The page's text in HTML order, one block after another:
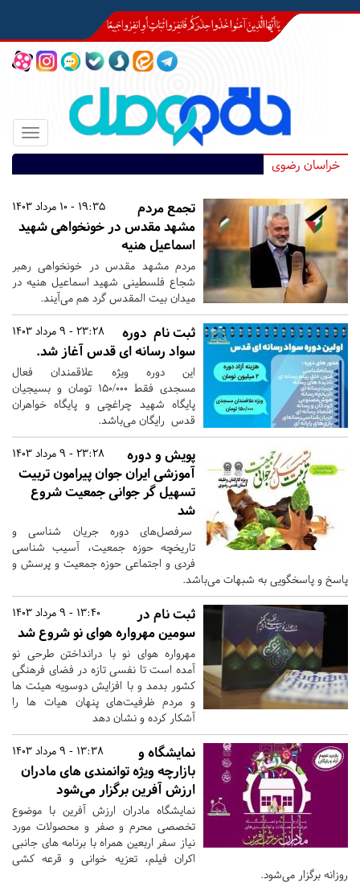
Toggle
خراسان رضوی
19:35 - 10 مرداد 1403
تجمع مردم
مشهد مقدس در خونخواهی شهید
اسماعیل هنیه
مردم مشهد مقدس در خونخواهی رهبر
شجاع فلسطینی شهید اسماعیل هنیه در
میدان بیت المقدس گرد هم می‌آیند.
23:28 - 9 مرداد 1403
ثبت نام دوره
سواد رسانه ای قدس آغاز شد.
این دوره ویژه علاقمندان فعال
مسجدی فقط ۱۵۰/۰۰۰ تومان و بسیجیان
پایگاه شهید چراغچی و پایگاه خواهران
قدس رایگان می‌باشد.
23:28 - 9 مرداد 1403
پویش و دوره
آموزشی ایران جوان پیرامون تربیت
تسهیل گر جوانی جمعیت شروع
شد
سرفصل‌های دوره جریان شناسی و
تاریخچه حوزه جمعیت، آسیب شناسی
فردی و اجتماعی حوزه جمعیت و پرسش و
پاسخ و پاسخگویی به شبهات می‌باشد.
13:40 - 9 مرداد 1403
ثبت نام در
سومین مهرواره هوای نو شروع شد
مهرواره هوای نو با درانداختن طرحی نو
آمده است تا نفسی تازه در فضای فرهنگی
کشور بدمد و با افزایش دوسویه هیئت ها
و مردم ظرفیت‌های پنهان هیات ها را
آشکار کرده و نشان دهد
13:38 - 9 مرداد 1403
نمایشگاه و
بازارچه ویژه توانمندی های مادران
ارزش آفرین برگزار می‌شود
نمایشگاه مادران ارزش آفرین با موضوع
تخصصی محرم و صفر و محصولات مورد
نیاز سفر اربعین همراه با برنامه های جانبی
اکران فیلم، تعزیه خوانی و قرعه کشی
روزانه برگزار می‌شود.